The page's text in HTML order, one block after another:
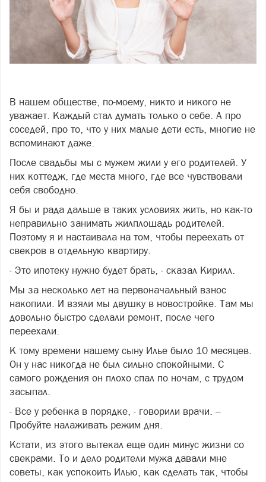
В нашем обществе, по-моему, никто и никого не
уважает. Каждый стал думать только о себе. А про
соседей, про то, что у них малые дети есть, многие не
вспоминают даже.
После свадьбы мы с мужем жили у его родителей. У
них коттедж, где места много, где все чувствовали
себя свободно.
Я бы и рада дальше в таких условиях жить, но как-то
неправильно занимать жилплощадь родителей.
Поэтому я и настаивала на том, чтобы переехать от
свекров в отдельную квартиру.
- Это ипотеку нужно будет брать, - сказал Кирилл.
Мы за несколько лет на первоначальный взнос
накопили. И взяли мы двушку в новостройке. Там мы
довольно быстро сделали ремонт, после чего
переехали.
К тому времени нашему сыну Илье было 10 месяцев.
Он у нас никогда не был сильно спокойными. С
самого рождения он плохо спал по ночам, с трудом
засыпал.
- Все у ребенка в порядке, - говорили врачи. –
Пробуйте налаживать режим дня.
Кстати, из этого вытекал еще один минус жизни со
свекрами. То и дело родители мужа давали мне
советы, как успокоить Илью, как сделать так, чтобы